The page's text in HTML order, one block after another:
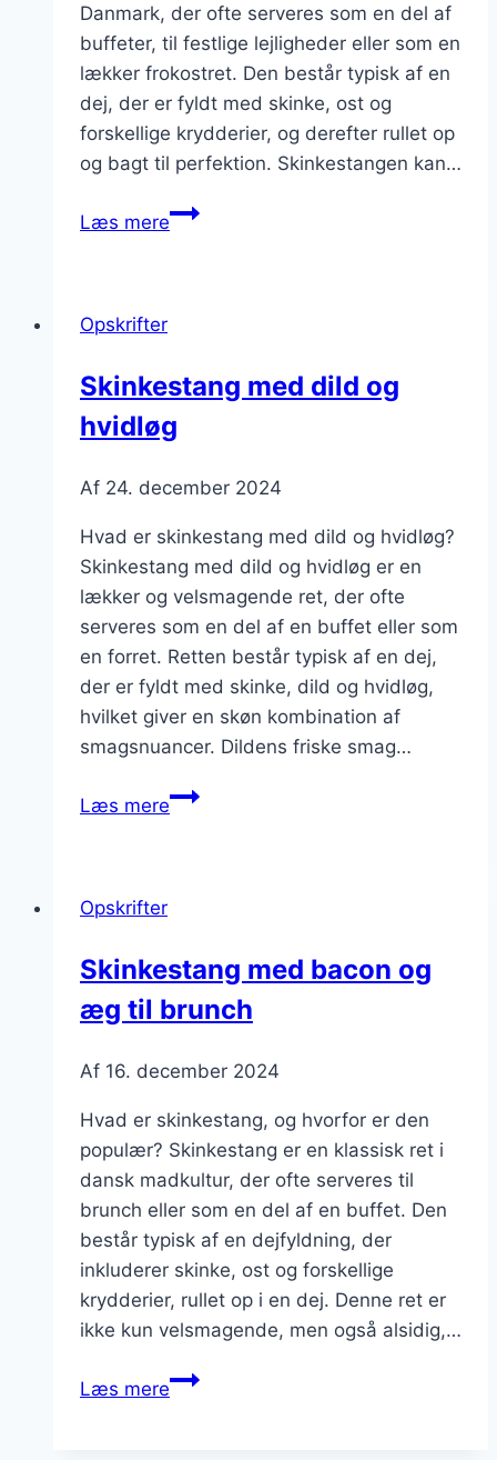
Danmark, der ofte serveres som en del af
buffeter, til festlige lejligheder eller som en
lækker frokostret. Den består typisk af en
dej, der er fyldt med skinke, ost og
forskellige krydderier, og derefter rullet op
og bagt til perfektion. Skinkestangen kan…
Læs mereSkinkestang
Opskrifter
Skinkestang med dild og
hvidløg
Af 24. december 2024
Hvad er skinkestang med dild og hvidløg?
Skinkestang med dild og hvidløg er en
lækker og velsmagende ret, der ofte
serveres som en del af en buffet eller som
en forret. Retten består typisk af en dej,
der er fyldt med skinke, dild og hvidløg,
hvilket giver en skøn kombination af
smagsnuancer. Dildens friske smag…
Læs mereSkinkestang
Opskrifter
Skinkestang med bacon og
æg til brunch
Af 16. december 2024
Hvad er skinkestang, og hvorfor er den
populær? Skinkestang er en klassisk ret i
dansk madkultur, der ofte serveres til
brunch eller som en del af en buffet. Den
består typisk af en dejfyldning, der
inkluderer skinke, ost og forskellige
krydderier, rullet op i en dej. Denne ret er
ikke kun velsmagende, men også alsidig,…
Læs mereSkinkestang